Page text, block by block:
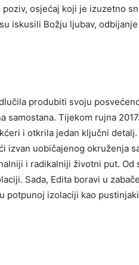
osjećaj koji je izuzetno
iskusili Božju ljubav,
produbiti svoju
samostana. Tijekom rujna
i otkrila jedan ključni
izvan uobičajenog okruženja
i radikalniji životni put. Od
Sada, Edita boravi u
potpunoj izolaciji kao